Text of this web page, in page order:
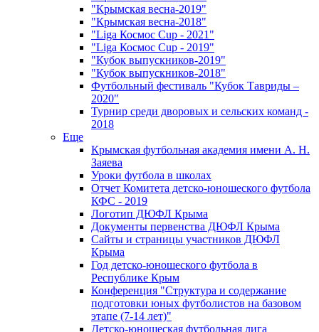
"Крымская весна-2019"
"Крымская весна-2018"
"Liga Космос Cup - 2021"
"Liga Космос Cup - 2019"
"Кубок выпускников-2019"
"Кубок выпускников-2018"
Футбольный фестиваль "Кубок Тавриды –
2020"
Турнир среди дворовых и сельских команд -
2018
Еще
Крымская футбольная академия имени А. Н.
Заяева
Уроки футбола в школах
Отчет Комитета детско-юношеского футбола
КФС - 2019
Логотип ДЮФЛ Крыма
Документы первенства ДЮФЛ Крыма
Сайты и страницы участников ДЮФЛ
Крыма
Год детско-юношеского футбола в
Республике Крым
Конференция "Структура и содержание
подготовки юных футболистов на базовом
этапе (7-14 лет)"
Детско-юношеская футбольная лига